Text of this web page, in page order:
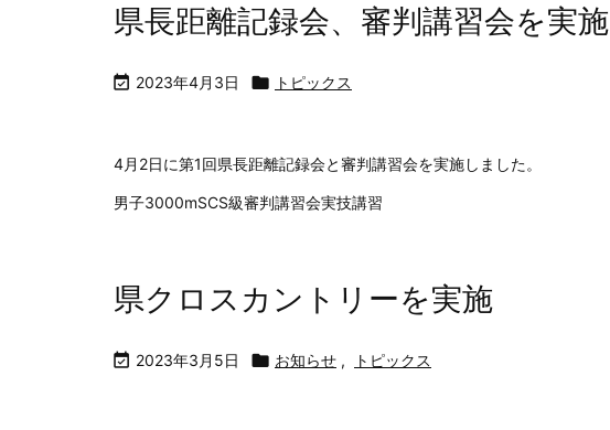
県長距離記録会、審判講習会を実施
 2023年4月3日  トピックス
4月2日に第1回県長距離記録会と審判講習会を実施しました。
男子3000mSCS級審判講習会実技講習
県クロスカントリーを実施
 2023年3月5日  お知らせ , トピックス